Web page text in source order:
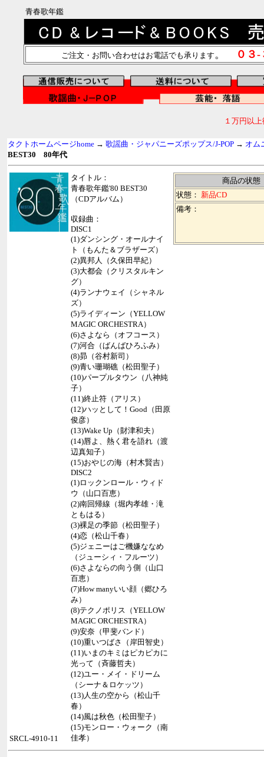
青春歌年鑑
ご注文・お問い合わせはお電話でも承ります。 ０３
１万円以
タクトホームページhome → 歌謡曲・ジャパニーズポップス/J-POP → オム
BEST30 80年代
タイトル：
青春歌年鑑'80 BEST30
（CDアルバム）
収録曲：
DISC1
(1)ダンシング・オールナイ
ト（もんた＆ブラザーズ）
(2)異邦人（久保田早紀）
(3)大都会（クリスタルキン
グ）
(4)ランナウェイ（シャネル
ズ）
(5)ライディーン（YELLOW
MAGIC ORCHESTRA）
(6)さよなら（オフコース）
(7)河合（ばんばひろふみ）
(8)昴（谷村新司）
(9)青い珊瑚礁（松田聖子）
(10)パープルタウン（八神純
子）
(11)終止符（アリス）
(12)ハッとして！Good（田原
俊彦）
(13)Wake Up（財津和夫）
(14)唇よ、熱く君を語れ（渡
辺真知子）
(15)おやじの海（村木賢吉）
DISC2
(1)ロックンロール・ウィド
ウ（山口百恵）
(2)南回帰線（堀内孝雄・滝
ともはる）
(3)裸足の季節（松田聖子）
(4)恋（松山千春）
(5)ジェニーはご機嫌ななめ
（ジューシィ・フルーツ）
(6)さよならの向う側（山口
百恵）
(7)How manyいい顔（郷ひろ
み）
(8)テクノポリス（YELLOW
MAGIC ORCHESTRA）
(9)安奈（甲斐バンド）
(10)重いつばさ（岸田智史）
(11)いまのキミはピカピカに
光って（斉藤哲夫）
(12)ユー・メイ・ドリーム
（シーナ＆ロケッツ）
(13)人生の空から（松山千
春）
(14)風は秋色（松田聖子）
(15)モンロー・ウォーク（南
佳孝）
商品の状態
状態： 新品CD
備考：
SRCL-4910-11